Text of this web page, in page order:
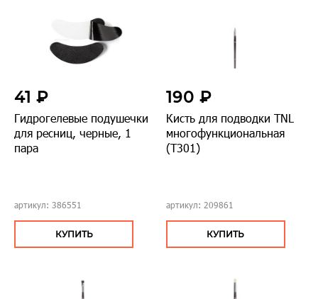
41 ₽
Гидрогелевые подушечки
для ресниц, черные, 1
пара
артикул: 386551
КУПИТЬ
190 ₽
Кисть для подводки TNL
многофункциональная
(Т301)
артикул: 209861
КУПИТЬ